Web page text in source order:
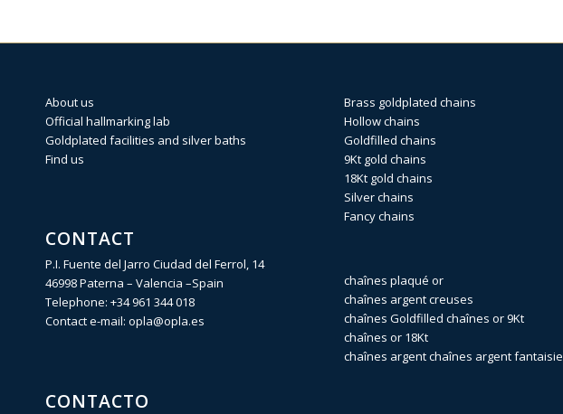
About us
Official hallmarking lab
Goldplated facilities and silver baths
Find us
CONTACT
P.I. Fuente del Jarro Ciudad del Ferrol, 14
46998 Paterna – Valencia –Spain
Telephone: +34 961 344 018
Contact e-mail: opla@opla.es
CONTACTO
Brass goldplated chains
Hollow chains
Goldfilled chains
9Kt gold chains
18Kt gold chains
Silver chains
Fancy chains
chaînes plaqué or
chaînes argent creuses
chaînes Goldfilled chaînes or 9Kt
chaînes or 18Kt
chaînes argentchaînes argent fantaisie